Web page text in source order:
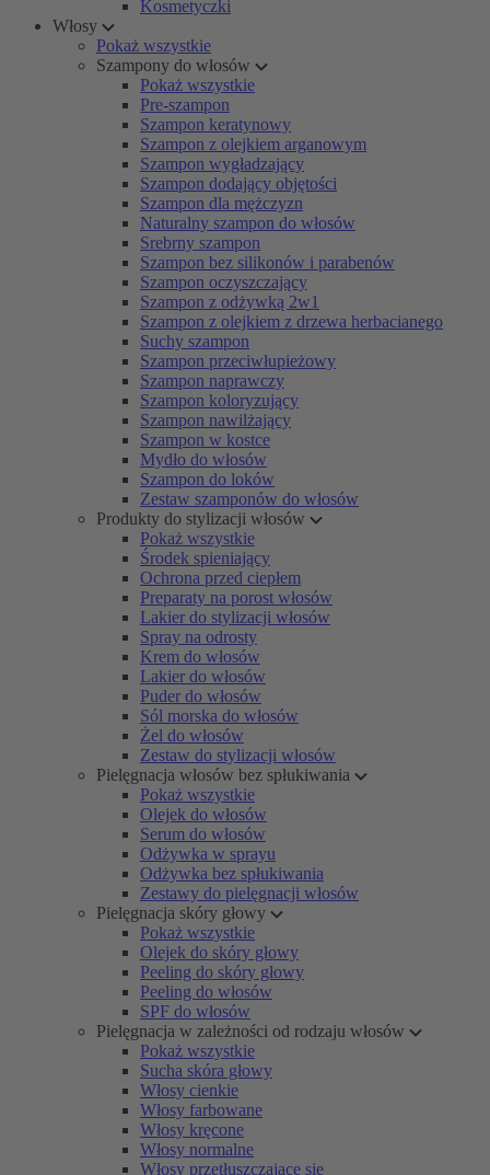
Kosmetyczki
Włosy
Pokaż wszystkie
Szampony do włosów
Pokaż wszystkie
Pre-szampon
Szampon keratynowy
Szampon z olejkiem arganowym
Szampon wygładzający
Szampon dodający objętości
Szampon dla mężczyzn
Naturalny szampon do włosów
Srebrny szampon
Szampon bez silikonów i parabenów
Szampon oczyszczający
Szampon z odżywką 2w1
Szampon z olejkiem z drzewa herbacianego
Suchy szampon
Szampon przeciwłupieżowy
Szampon naprawczy
Szampon koloryzujący
Szampon nawilżający
Szampon w kostce
Mydło do włosów
Szampon do loków
Zestaw szamponów do włosów
Produkty do stylizacji włosów
Pokaż wszystkie
Środek spieniający
Ochrona przed ciepłem
Preparaty na porost włosów
Lakier do stylizacji włosów
Spray na odrosty
Krem do włosów
Lakier do włosów
Puder do włosów
Sól morska do włosów
Żel do włosów
Zestaw do stylizacji włosów
Pielęgnacja włosów bez spłukiwania
Pokaż wszystkie
Olejek do włosów
Serum do włosów
Odżywka w sprayu
Odżywka bez spłukiwania
Zestawy do pielęgnacji włosów
Pielęgnacja skóry głowy
Pokaż wszystkie
Olejek do skóry głowy
Peeling do skóry głowy
Peeling do włosów
SPF do włosów
Pielęgnacja w zależności od rodzaju włosów
Pokaż wszystkie
Sucha skóra głowy
Włosy cienkie
Włosy farbowane
Włosy kręcone
Włosy normalne
Włosy przetłuszczające się